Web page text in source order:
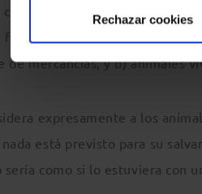
Rechazar cookies
de transporte, con
fletamento, un conocimiento
de mercancías, y b) animales
expresamente a los
está previsto para su
sería como si lo estuviera con